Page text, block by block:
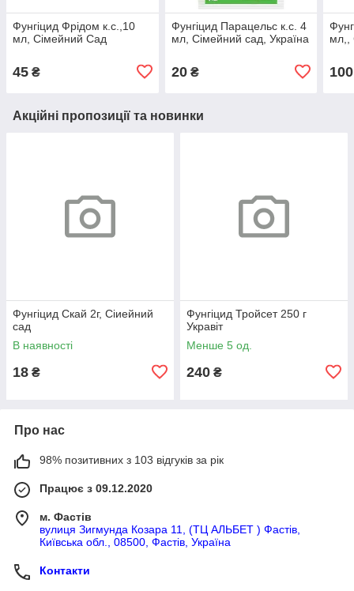
Фунгіцид Фрідом к.с.,10
мл, Сімейний Сад
45 ₴
Фунгіцид Парацельс к.с. 4
мл, Сімейний сад, Україна
20₴
мл,,
100
Акційні пропозиції та новинки
Фунгіцид Скай 2г, Сіиейний
сад
В наявності
18 ₴
Фунгіцид Тройсет 250 г
Укравіт
Менше 5 од.
240 ₴
Про нас
98% позитивних з 103 відгуків за рік
Працює з 09.12.2020
м. Фастів
вулиця Зигмунда Козара 11, (ТЦ АЛЬБЕТ ) Фастів,
Київська обл., 08500, Фастів, Україна
Контакти